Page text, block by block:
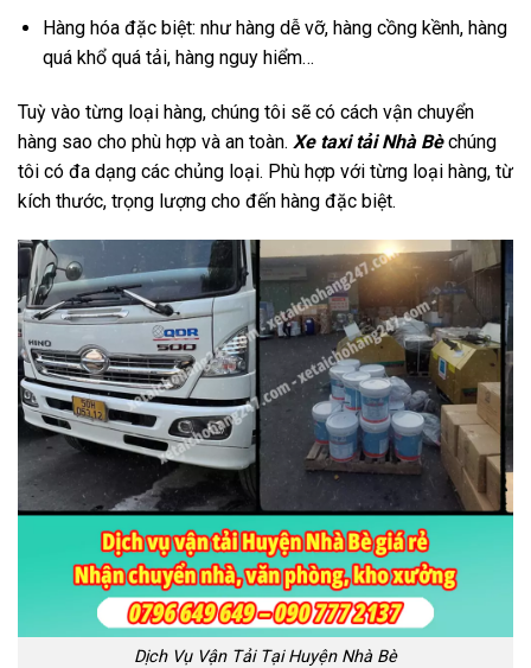
Hàng hóa đặc biệt: như hàng dễ vỡ, hàng cồng kềnh, hàng
quá khổ quá tải, hàng nguy hiểm…
Tuỳ vào từng loại hàng, chúng tôi sẽ có cách vận chuyển
hàng sao cho phù hợp và an toàn. Xe taxi tải Nhà Bèchúng
tôi có đa dạng các chủng loại. Phù hợp với từng loại hàng, từ
kích thước, trọng lượng cho đến hàng đặc biệt.
Dịch Vụ Vận Tải Tại Huyện Nhà Bè